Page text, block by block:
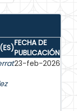
FECHA DE
PUBLICACIÓN
23-feb-2026